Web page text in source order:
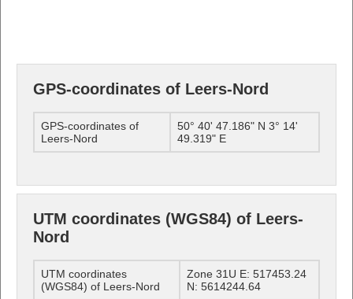
GPS-coordinates of Leers-Nord
GPS-coordinates of
Leers-Nord
50° 40' 47.186" N 3° 14'
49.319" E
UTM coordinates (WGS84) of Leers-
Nord
UTM coordinates
(WGS84) of Leers-Nord
Zone 31U E: 517453.24
N: 5614244.64